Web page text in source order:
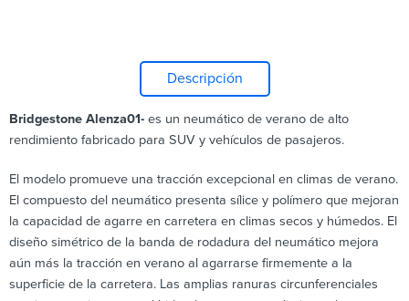
Descripción
Bridgestone Alenza01- es un neumático de verano de alto
rendimiento fabricado para SUV y vehículos de pasajeros.
El modelo promueve una tracción excepcional en climas de verano.
El compuesto del neumático presenta sílice y polímero que mejoran
la capacidad de agarre en carretera en climas secos y húmedos. El
diseño simétrico de la banda de rodadura del neumático mejora
aún más la tracción en verano al agarrarse firmemente a la
superficie de la carretera. Las amplias ranuras circunferenciales